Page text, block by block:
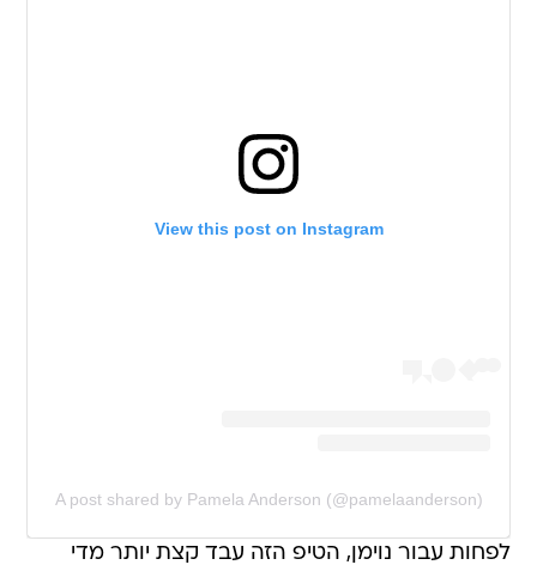
View this post on Instagram
A post shared by Pamela Anderson (@pamelaanderson)
לפחות עבור נוימן, הטיפ הזה עבד קצת יותר מדי